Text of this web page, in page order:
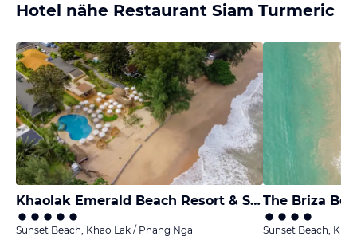
Hotel nähe Restaurant Siam Turmeric
Khaolak Emerald Beach Resort & Spa
Sunset Beach, Khao Lak / Phang Nga
The Briza
Sunset Beach,